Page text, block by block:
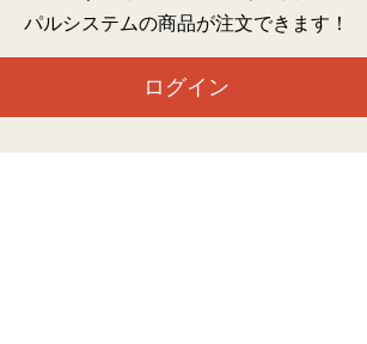
パルシステムの商品が注文できます！
ログイン